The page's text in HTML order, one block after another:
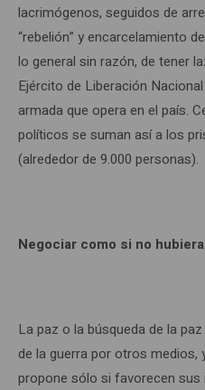
lacrimógenos, seguidos de
“rebelión” y encarcelamiento
lo general sin razón, de tener
Ejército de Liberación
armada que opera en el país.
políticos se suman así a los
(alrededor de 9.000 personas).
Negociar como si no
La paz o la búsqueda de la
de la guerra por otros medios,
propone sólo si favorecen sus